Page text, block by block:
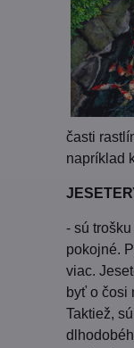
časti
napríklad
- sú
pokojné.
viac.
byť o čosi
Taktiež,